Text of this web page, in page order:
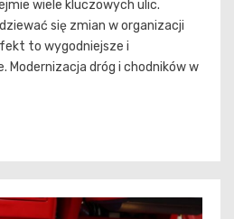
wiele kluczowych ulic.
się zmian w organizacji
to wygodniejsze i
Modernizacja dróg i chodników w